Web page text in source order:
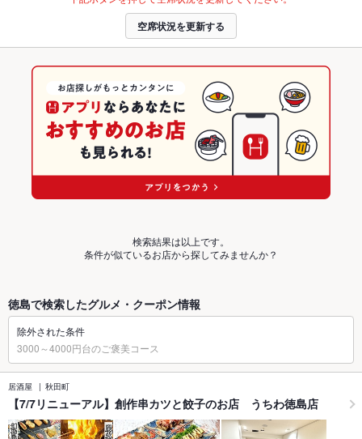
空席状況を更新する
検索結果は以上です。
条件が似ているお店から探してみませんか？
徳島で検索したグルメ・クーポン情報
除外された条件
3000～4000円台のご褒美コース
居酒屋 秋田町
【7/7リニューアル】創作串カツと餃子のお店 うちわ徳島店